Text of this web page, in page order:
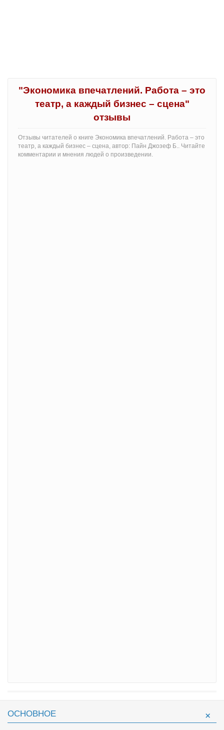
"Экономика впечатлений. Работа – это
театр, а каждый бизнес – сцена"
отзывы
Отзывы читателей о книге Экономика впечатлений. Работа – это
театр, а каждый бизнес – сцена, автор: Пайн Джозеф Б.. Читайте
комментарии и мнения людей о произведении.
ОСНОВНОЕ